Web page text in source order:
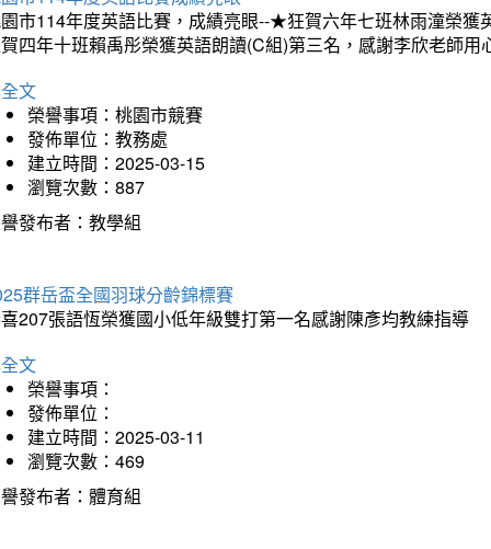
市114年度英語比賽，成績亮眼--★狂賀六年七班林雨潼榮
四年十班賴禹彤榮獲英語朗讀(C組)第三名，感謝李欣老師
文
榮譽事項：桃園市競賽
發佈單位：教務處
建立時間：2025-03-15
瀏覽次數：887
發布者：教學組
群岳盃全國羽球分齡錦標賽
207張語恆榮獲國小低年級雙打第一名感謝陳彥均教練指導
文
榮譽事項：
發佈單位：
建立時間：2025-03-11
瀏覽次數：469
發布者：體育組